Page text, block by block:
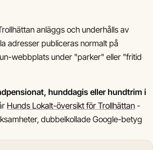
anläggs och underhålls av
adresser publiceras normalt på
webbplats under "parker" eller "fritid
hunddagis eller hundtrim i
Hunds Lokalt-översikt för Trollhättan -
dubbelkollade Google-betyg